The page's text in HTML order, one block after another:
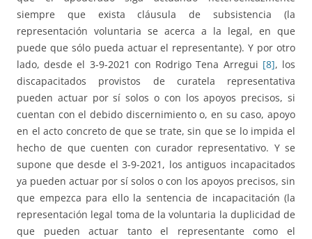
siempre que exista cláusula de subsistencia (la
representación voluntaria se acerca a la legal, en que
puede que sólo pueda actuar el representante). Y por otro
lado, desde el 3-9-2021 con Rodrigo Tena Arregui [8], los
discapacitados provistos de curatela representativa
pueden actuar por sí solos o con los apoyos precisos, si
cuentan con el debido discernimiento o, en su caso, apoyo
en el acto concreto de que se trate, sin que se lo impida el
hecho de que cuenten con curador representativo. Y se
supone que desde el 3-9-2021, los antiguos incapacitados
ya pueden actuar por sí solos o con los apoyos precisos, sin
que empezca para ello la sentencia de incapacitación (la
representación legal toma de la voluntaria la duplicidad de
que pueden actuar tanto el representante como el